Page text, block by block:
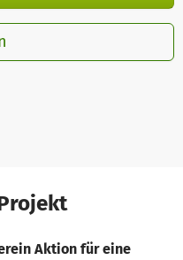
Aktion für eine